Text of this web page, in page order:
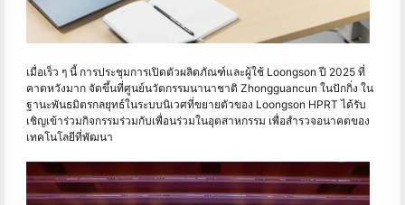
เมื่อเร็ว ๆ นี้ การประชุมการเปิดตัวผลิตภัณฑ์และผู้ใช้ Loongson ปี 2025 ที่
คาดหวังมาก จัดขึ้นที่ศูนย์นวัตกรรมนานาชาติ Zhongguancun ในปักกิ่ง ใน
ฐานะพันธมิตรกลยุทธ์ในระบบนิเวศที่ขยายตัวของ Loongson HPRT ได้รับ
เชิญเข้าร่วมกิจกรรมร่วมกับเพื่อนร่วมในอุตสาหกรรม เพื่อสำรวจอนาคตของ
เทคโนโลยีที่พัฒนา